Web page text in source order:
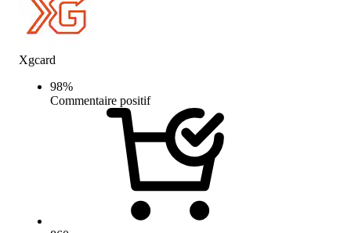
Xgcard
98%
Commentaire positif